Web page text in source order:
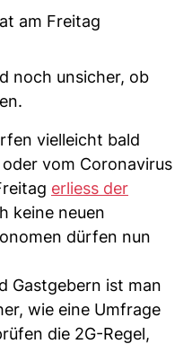
am Freitag
noch unsicher, ob
vielleicht bald
vom Coronavirus
erliess der
keine neuen
dürfen nun
Gastgebern ist man
wie eine Umfrage
die 2G-Regel,